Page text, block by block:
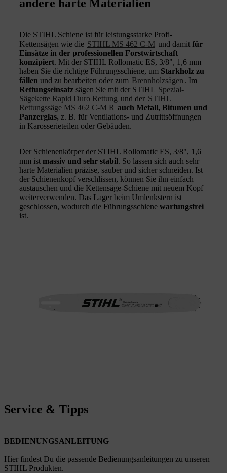
andere harte Materialien
Die STIHL Schiene ist für leistungsstarke Profi-
Kettensägen wie die STIHL MS 462 C-M und damit für
Einsätze in der professionellen Forstwirtschaft
konzipiert. Mit der STIHL Rollomatic ES, 3/8", 1,6 mm
haben Sie die richtige Führungsschiene, um Starkholz zu
fällen und zu bearbeiten oder zum Brennholzsägen . Im
Rettungseinsatz sägen Sie mit der STIHL Spezial-
Sägekette Rapid Duro Rettung und der STIHL
Rettungssäge MS 462 C-M R auch Metall, Bitumen und
Panzerglas, z. B. für Ventilations- und Zutrittsöffnungen
in Karosserieteilen oder Gebäuden.
Der Schienenkörper der STIHL Rollomatic ES, 3/8", 1,6
mm ist massiv und sehr stabil. So lassen sich auch sehr
harte Materialien präzise, sauber und sicher schneiden. Ist
der Schienenkopf verschlissen, können Sie ihn einfach
austauschen und die Kettensäge-Schiene mit neuem Kopf
weiterverwenden. Das Lager beim Umlenkstern ist
geschlossen, wodurch die Führungsschiene wartungsfrei
ist.
Service & Tipps
BEDIENUNGSANLEITUNG
Hier findest Du die passende Bedienungsanleitungen zu unseren
STIHL Produkten.